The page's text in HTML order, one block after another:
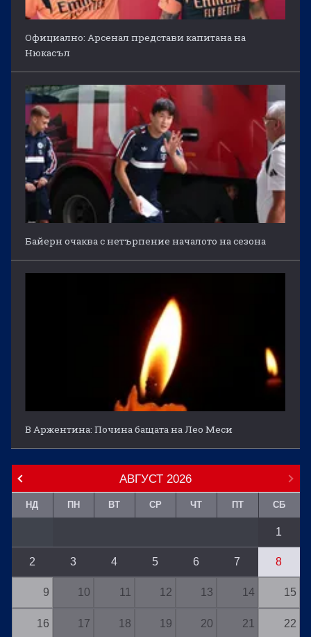
Официално: Арсенал представи капитана на
Нюкасъл
Байерн очаква с нетърпение началото на сезона
В Аржентина: Почина бащата на Лео Меси
АВГУСТ 2026
НД ПН ВТ СР ЧТ ПТ СБ
1
2 3 4 5 6 7 8
9 10 11 12 13 14 15
16 17 18 19 20 21 22